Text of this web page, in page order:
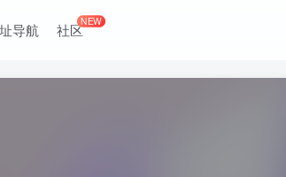
导航 社区NEW